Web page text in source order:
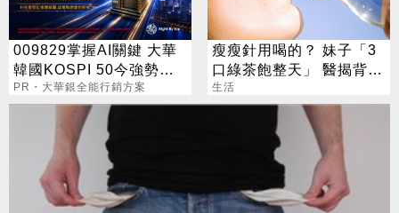
009829掌握AI關鍵 大華
韓國KOSPI 50今強勢開
募
PR・大華銀全能行銷方案
瘦瘦針用喝的？ 妹子「3
口綠茶飽整天」 醫揭背後
真相
生活